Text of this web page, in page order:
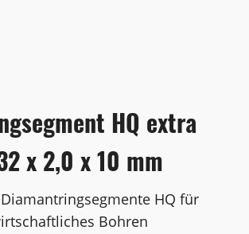
HQ extra
x 2,0 x 10 mm
HQ für
Bohren